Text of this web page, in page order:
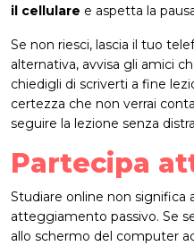
il cellulare e aspetta la
Se non riesci, lascia il tuo
alternativa, avvisa gli amici
chiedigli di scriverti a fine
certezza che non verrai
seguire la lezione senza
Partecipa
Studiare online non significa
atteggiamento passivo. Se
allo schermo del computer